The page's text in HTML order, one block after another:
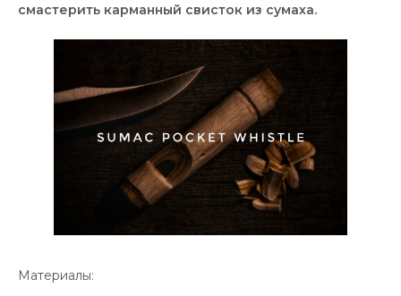
смастерить карманный свисток из сумаха.
Материалы: